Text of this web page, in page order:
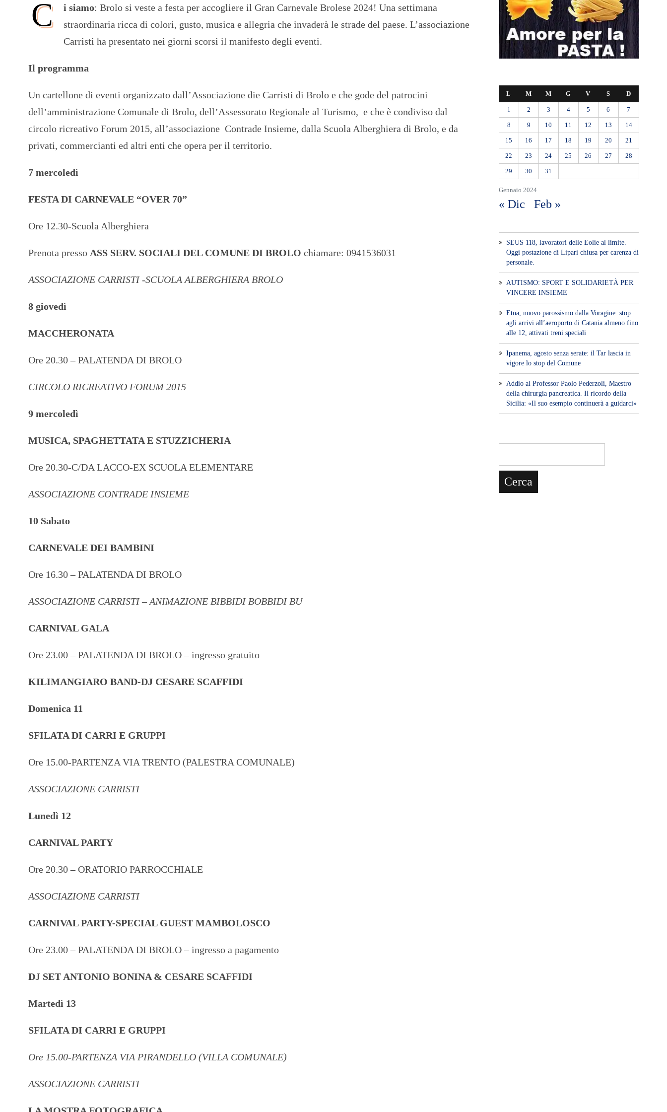
C i siamo: Brolo si veste a festa per accogliere il Gran Carnevale Brolese 2024! Una settimana
straordinaria ricca di colori, gusto, musica e allegria che invaderà le strade del paese. L’associazione
Carristi ha presentato nei giorni scorsi il manifesto degli eventi.
Il programma
Un cartellone di eventi organizzato dall’Associazione die Carristi di Brolo e che gode del patrocini
dell’amministrazione Comunale di Brolo, dell’Assessorato Regionale al Turismo, e che è condiviso dal
circolo ricreativo Forum 2015, all’associazione Contrade Insieme, dalla Scuola Alberghiera di Brolo, e da
privati, commercianti ed altri enti che opera per il territorio.
7 mercoledì
FESTA DI CARNEVALE “OVER 70”
Ore 12.30-Scuola Alberghiera
Prenota presso ASS SERV. SOCIALI DEL COMUNE DI BROLO chiamare: 0941536031
ASSOCIAZIONE CARRISTI -SCUOLA ALBERGHIERA BROLO
8 giovedì
MACCHERONATA
Ore 20.30 – PALATENDA DI BROLO
CIRCOLO RICREATIVO FORUM 2015
9 mercoledì
MUSICA, SPAGHETTATA E STUZZICHERIA
Ore 20.30-C/DA LACCO-EX SCUOLA ELEMENTARE
ASSOCIAZIONE CONTRADE INSIEME
10 Sabato
CARNEVALE DEI BAMBINI
Ore 16.30 – PALATENDA DI BROLO
ASSOCIAZIONE CARRISTI – ANIMAZIONE BIBBIDI BOBBIDI BU
CARNIVAL GALA
Ore 23.00 – PALATENDA DI BROLO – ingresso gratuito
KILIMANGIARO BAND-DJ CESARE SCAFFIDI
Domenica 11
SFILATA DI CARRI E GRUPPI
Ore 15.00-PARTENZA VIA TRENTO (PALESTRA COMUNALE)
ASSOCIAZIONE CARRISTI
Lunedì 12
CARNIVAL PARTY
Ore 20.30 – ORATORIO PARROCCHIALE
ASSOCIAZIONE CARRISTI
CARNIVAL PARTY-SPECIAL GUEST MAMBOLOSCO
Ore 23.00 – PALATENDA DI BROLO – ingresso a pagamento
DJ SET ANTONIO BONINA & CESARE SCAFFIDI
Martedì 13
SFILATA DI CARRI E GRUPPI
Ore 15.00-PARTENZA VIA PIRANDELLO (VILLA COMUNALE)
ASSOCIAZIONE CARRISTI
Gennaio 2024
L M M G V S D
1 2 3 4 5 6 7
8 9 10 11 12 13 14
15 16 17 18 19 20 21
22 23 24 25 26 27 28
29 30 31
« Dic Feb »
SEUS 118, lavoratori delle Eolie al limite.
Oggi postazione di Lipari chiusa per carenza di
personale.
AUTISMO: SPORT E SOLIDARIETÀ PER
VINCERE INSIEME
Etna, nuovo parossismo dalla Voragine: stop
agli arrivi all’aeroporto di Catania almeno fino
alle 12, attivati treni speciali
Ipanema, agosto senza serate: il Tar lascia in
vigore lo stop del Comune
Addio al Professor Paolo Pederzoli, Maestro
della chirurgia pancreatica. Il ricordo della
Sicilia: «Il suo esempio continuerà a guidarci»